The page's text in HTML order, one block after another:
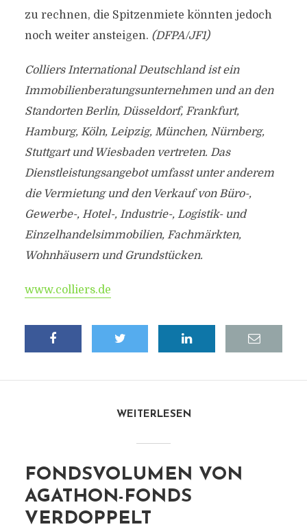
zu rechnen, die Spitzenmiete könnten jedoch
noch weiter ansteigen. (DFPA/JF1)
Colliers International Deutschland ist ein
Immobilienberatungsunternehmen und an den
Standorten Berlin, Düsseldorf, Frankfurt,
Hamburg, Köln, Leipzig, München, Nürnberg,
Stuttgart und Wiesbaden vertreten. Das
Dienstleistungsangebot umfasst unter anderem
die Vermietung und den Verkauf von Büro-,
Gewerbe-, Hotel-, Industrie-, Logistik- und
Einzelhandelsimmobilien, Fachmärkten,
Wohnhäusern und Grundstücken.
www.colliers.de
WEITERLESEN
FONDSVOLUMEN VON
AGATHON-FONDS
VERDOPPELT